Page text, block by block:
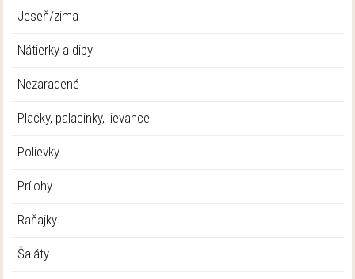
Jeseň/zima
Nátierky a dipy
Nezaradené
Placky, palacinky, lievance
Polievky
Prílohy
Raňajky
Šaláty